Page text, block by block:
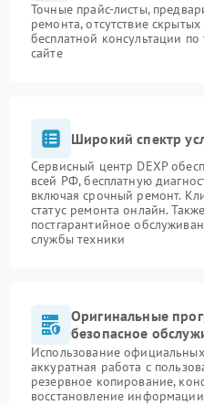
Точные прайс-листы,
ремонта, отсутствие
бесплатной консультации
сайте
Широкий спектр
Сервисный центр DEXP
всей РФ, бесплатную
включая срочный ремонт.
статус ремонта онлайн.
постгарантийное
службы техники
Оригинальные
безопасное
Использование
аккуратная работа с
резервное копирование,
восстановление